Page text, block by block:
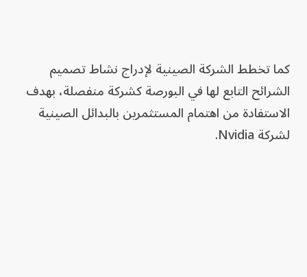
كما تخطط الشركة الصينية لإدراج نشاط تصميم
الشرائح التابع لها في البورصة كشركة منفصلة، بهدف
الاستفادة من اهتمام المستثمرين بالبدائل الصينية
لشركة Nvidia.